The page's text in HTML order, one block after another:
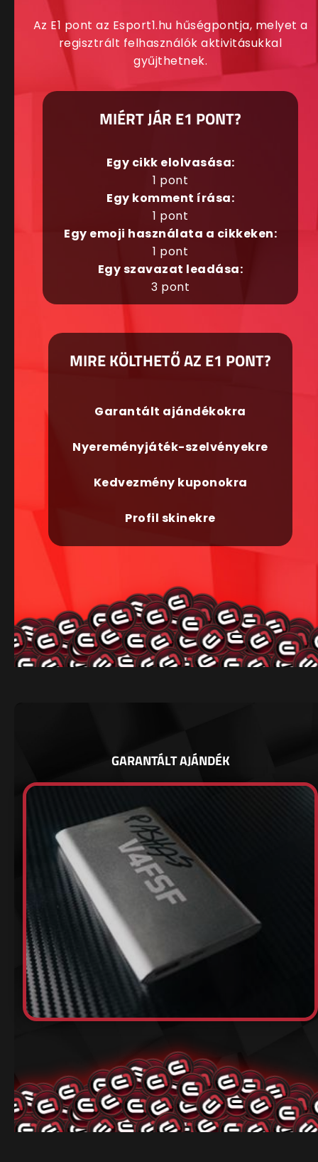
Az E1 pont az Esport1.hu hűségpontja, melyet a
regisztrált felhasználók aktivitásukkal
gyűjthetnek.
MIÉRT JÁR E1 PONT?
Egy cikk elolvasása:
1 pont
Egy komment írása:
1 pont
Egy emoji használata a cikkeken:
1 pont
Egy szavazat leadása:
3 pont
MIRE KÖLTHETŐ AZ E1 PONT?
Garantált ajándékokra
Nyereményjáték-szelvényekre
Kedvezmény kuponokra
Profil skinekre
GARANTÁLT AJÁNDÉK